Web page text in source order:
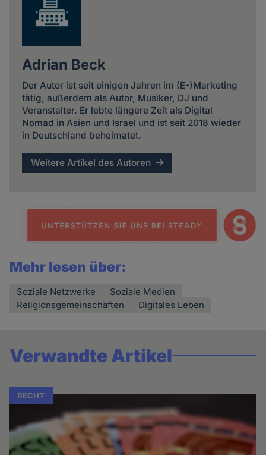
Adrian Beck
Der Autor ist seit einigen Jahren im (E-)Marketing
tätig, außerdem als Autor, Musiker, DJ und
Veranstalter. Er lebte längere Zeit als Digital
Nomad in Asien und Israel und ist seit 2018 wieder
in Deutschland beheimatet.
Weitere Artikel des Autoren
Mehr lesen über:
Soziale Netzwerke
Soziale Medien
Religionsgemeinschaften
Digitales Leben
Verwandte Artikel
RECHT